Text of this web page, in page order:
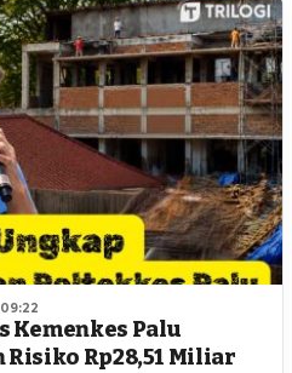
Kemenkes Palu
Risiko Rp28,51 Miliar